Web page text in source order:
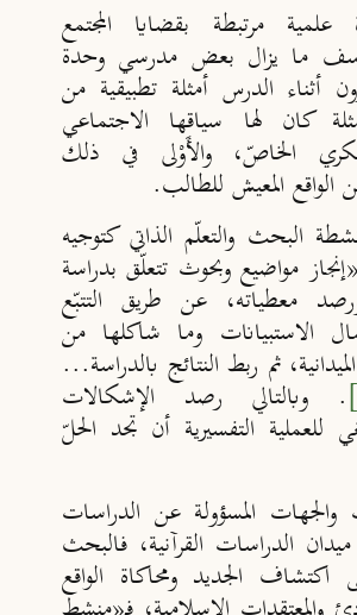
علمية مرتبطة بقضايا المجتمع
ما يزال بعض مدرسي وحدة
أثناء الدرس أمثلة تطبيقية من
كان لها سياقها الاجتماعي
الخاصّ، والأَوْلى في ذلك
المعيش للطالب.
البحث والتعلّم الذاتي كتوجيه
مواضيع وبحوث تتعلّق بدراسة
معطياته، عن طريق التتبّع
الاستبيانات وما شاكلها من
ثم ربط النتائج بالدراسة...
. وبالتالي رصد الإشكالات
للعملية التفسيرية أن تجد الحلّ
والجهات المسؤولة عن الدراسات
الدراسات القرآنية، فالبحث
اكتشاف الجديد ومحاكاة الواقع